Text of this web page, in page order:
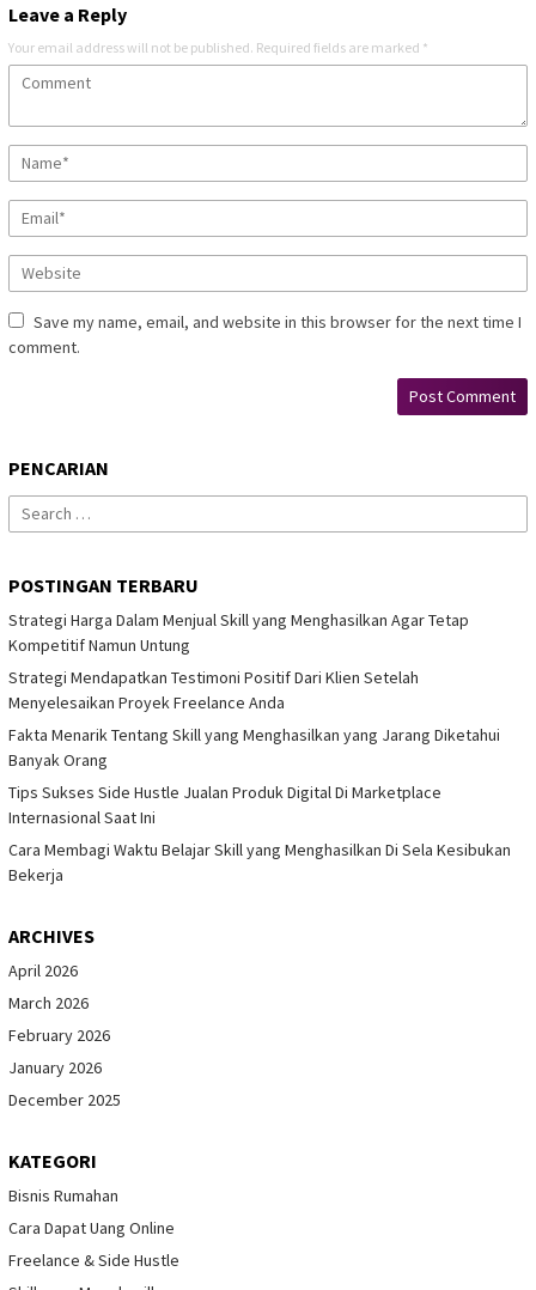
Leave a Reply
Your email address will not be published. Required fields are marked *
Save my name, email, and website in this browser for the next time I
comment.
PENCARIAN
Search
for:
POSTINGAN TERBARU
Strategi Harga Dalam Menjual Skill yang Menghasilkan Agar Tetap
Kompetitif Namun Untung
Strategi Mendapatkan Testimoni Positif Dari Klien Setelah
Menyelesaikan Proyek Freelance Anda
Fakta Menarik Tentang Skill yang Menghasilkan yang Jarang Diketahui
Banyak Orang
Tips Sukses Side Hustle Jualan Produk Digital Di Marketplace
Internasional Saat Ini
Cara Membagi Waktu Belajar Skill yang Menghasilkan Di Sela Kesibukan
Bekerja
ARCHIVES
April 2026
March 2026
February 2026
January 2026
December 2025
KATEGORI
Bisnis Rumahan
Cara Dapat Uang Online
Freelance & Side Hustle